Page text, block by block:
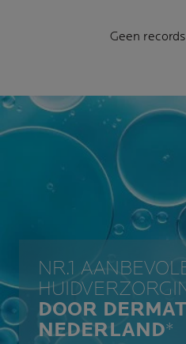
Geen
NR.1
DOOR
NEDERLAND*